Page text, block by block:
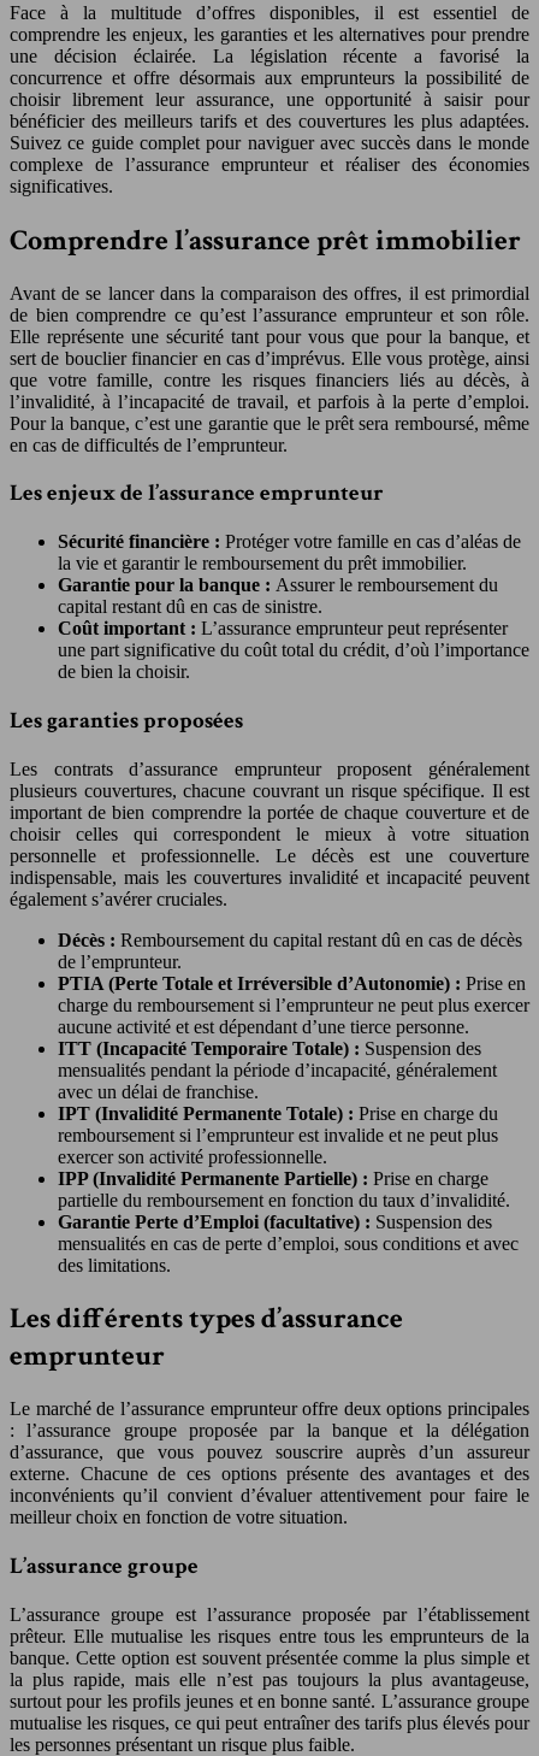
Face à la multitude d’offres disponibles, il est essentiel de
comprendre les enjeux, les garanties et les alternatives pour prendre
une décision éclairée. La législation récente a favorisé la
concurrence et offre désormais aux emprunteurs la possibilité de
choisir librement leur assurance, une opportunité à saisir pour
bénéficier des meilleurs tarifs et des couvertures les plus adaptées.
Suivez ce guide complet pour naviguer avec succès dans le monde
complexe de l’assurance emprunteur et réaliser des économies
significatives.
Comprendre l’assurance prêt immobilier
Avant de se lancer dans la comparaison des offres, il est primordial
de bien comprendre ce qu’est l’assurance emprunteur et son rôle.
Elle représente une sécurité tant pour vous que pour la banque, et
sert de bouclier financier en cas d’imprévus. Elle vous protège, ainsi
que votre famille, contre les risques financiers liés au décès, à
l’invalidité, à l’incapacité de travail, et parfois à la perte d’emploi.
Pour la banque, c’est une garantie que le prêt sera remboursé, même
en cas de difficultés de l’emprunteur.
Les enjeux de l’assurance emprunteur
Sécurité financière : Protéger votre famille en cas d’aléas de
la vie et garantir le remboursement du prêt immobilier.
Garantie pour la banque : Assurer le remboursement du
capital restant dû en cas de sinistre.
Coût important : L’assurance emprunteur peut représenter
une part significative du coût total du crédit, d’où l’importance
de bien la choisir.
Les garanties proposées
Les contrats d’assurance emprunteur proposent généralement
plusieurs couvertures, chacune couvrant un risque spécifique. Il est
important de bien comprendre la portée de chaque couverture et de
choisir celles qui correspondent le mieux à votre situation
personnelle et professionnelle. Le décès est une couverture
indispensable, mais les couvertures invalidité et incapacité peuvent
également s’avérer cruciales.
Décès : Remboursement du capital restant dû en cas de décès
de l’emprunteur.
PTIA (Perte Totale et Irréversible d’Autonomie) : Prise en
charge du remboursement si l’emprunteur ne peut plus exercer
aucune activité et est dépendant d’une tierce personne.
ITT (Incapacité Temporaire Totale) : Suspension des
mensualités pendant la période d’incapacité, généralement
avec un délai de franchise.
IPT (Invalidité Permanente Totale) : Prise en charge du
remboursement si l’emprunteur est invalide et ne peut plus
exercer son activité professionnelle.
IPP (Invalidité Permanente Partielle) : Prise en charge
partielle du remboursement en fonction du taux d’invalidité.
Garantie Perte d’Emploi (facultative) : Suspension des
mensualités en cas de perte d’emploi, sous conditions et avec
des limitations.
Les différents types d’assurance
emprunteur
Le marché de l’assurance emprunteur offre deux options principales
: l’assurance groupe proposée par la banque et la délégation
d’assurance, que vous pouvez souscrire auprès d’un assureur
externe. Chacune de ces options présente des avantages et des
inconvénients qu’il convient d’évaluer attentivement pour faire le
meilleur choix en fonction de votre situation.
L’assurance groupe
L’assurance groupe est l’assurance proposée par l’établissement
prêteur. Elle mutualise les risques entre tous les emprunteurs de la
banque. Cette option est souvent présentée comme la plus simple et
la plus rapide, mais elle n’est pas toujours la plus avantageuse,
surtout pour les profils jeunes et en bonne santé. L’assurance groupe
mutualise les risques, ce qui peut entraîner des tarifs plus élevés pour
les personnes présentant un risque plus faible.